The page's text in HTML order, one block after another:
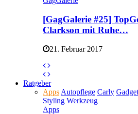
[GagGalerie #25]
Clarkson mit Ruhe…
21. Februar 2017
Ratgeber
Apps Autopflege Carly
Styling Werkzeug
Apps